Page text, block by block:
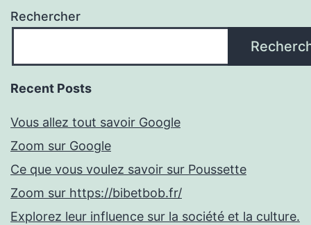
Rechercher
Recent Posts
Vous allez tout savoir Google
Zoom sur Google
Ce que vous voulez savoir sur Poussette
Zoom sur https://bibetbob.fr/
Explorez leur influence sur la société et la culture.